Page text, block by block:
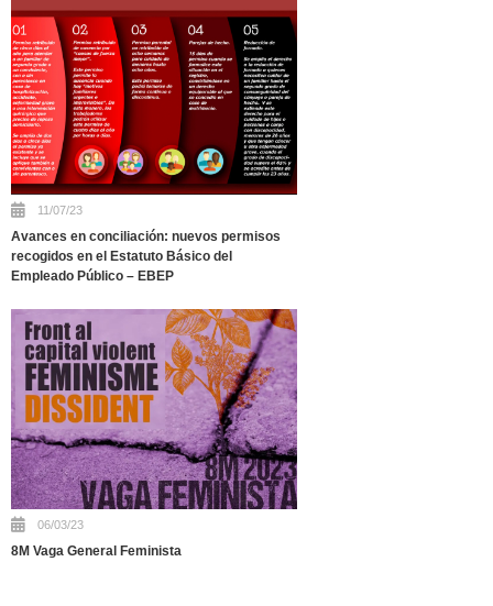
11/07/23
Avances en conciliación: nuevos permisos
recogidos en el Estatuto Básico del
Empleado Público – EBEP
06/03/23
8M Vaga General Feminista